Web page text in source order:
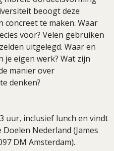
beoogt deze
concreet te maken. Waar
voor? Velen gebruiken
uitgelegd. Waar en
eigen werk? Wat zijn
manier over
denken?
uur, inclusief lunch en vindt
Nederland (James
DM Amsterdam).